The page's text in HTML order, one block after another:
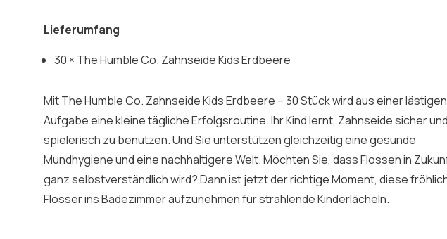
Lieferumfang
30 × The Humble Co. Zahnseide Kids Erdbeere
Mit The Humble Co. Zahnseide Kids Erdbeere – 30 Stück wird aus einer lästigen
Aufgabe eine kleine tägliche Erfolgsroutine. Ihr Kind lernt, Zahnseide sicher und
spielerisch zu benutzen. Und Sie unterstützen gleichzeitig eine gesunde
Mundhygiene und eine nachhaltigere Welt. Möchten Sie, dass Flossen in
ganz selbstverständlich wird? Dann ist jetzt der richtige Moment, diese
Flosser ins Badezimmer aufzunehmen für strahlende Kinderlächeln.